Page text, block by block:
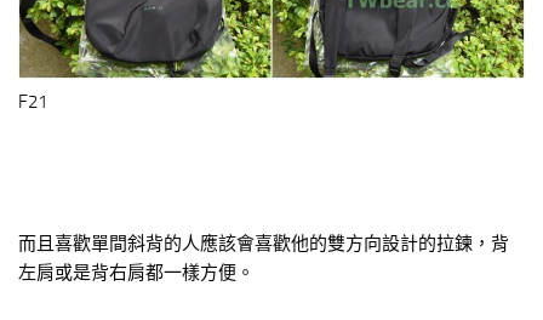
F21
而且喜歡單間斜背的人應該會喜歡他的雙方向設計的拉鍊，背
左肩或是背右肩都一樣方便。